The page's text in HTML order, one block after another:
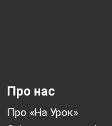
Про нас
Про «На Урок»